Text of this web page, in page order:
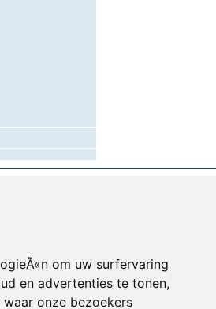
om uw surfervaring
en advertenties te tonen,
onze bezoekers